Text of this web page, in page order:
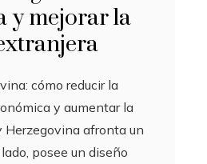
y mejorar la
cómo reducir la
y aumentar la
Herzegovina afronta un
posee un diseño